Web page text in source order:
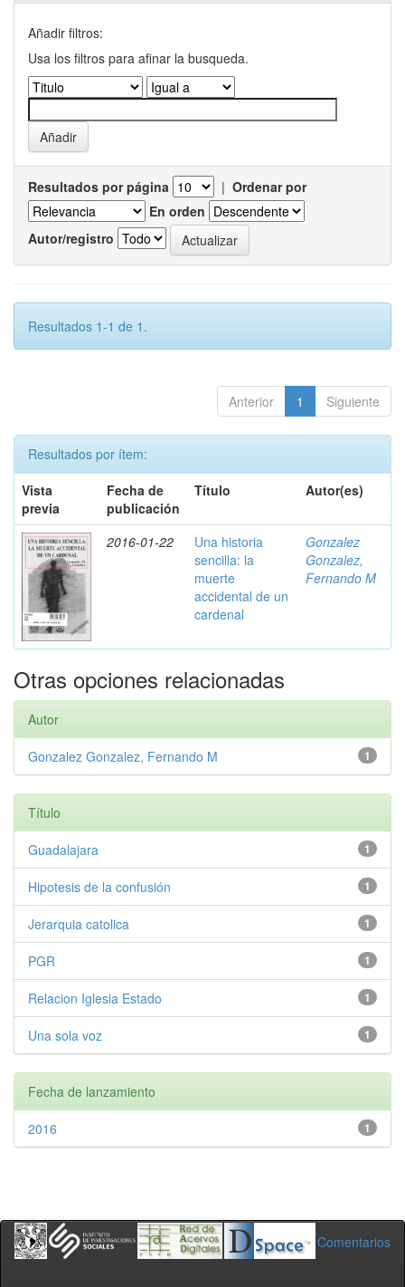
Añadir filtros:
Usa los filtros para afinar la busqueda.
Resultados por página | Ordenar por
En orden
Autor/registro
Resultados 1-1 de 1.
Anterior 1 Siguiente
Resultados por ítem:
Vista
previa
Fecha de
publicación
Título Autor(es)
2016-01-22
Una historia
sencilla: la
muerte
accidental de un
cardenal
Gonzalez
Gonzalez,
Fernando M
Otras opciones relacionadas
Autor
1
Gonzalez Gonzalez, Fernando M
Título
1
Guadalajara
1
Hipotesis de la confusión
1
Jerarquia catolica
1
PGR
1
Relacion Iglesia Estado
1
Una sola voz
Fecha de lanzamiento
1
2016
Comentarios